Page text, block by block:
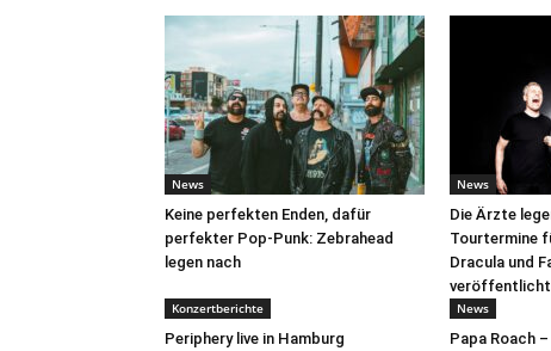
News
Keine perfekten Enden, dafür
perfekter Pop-Punk: Zebrahead
legen nach
News
Die Ärzte
Tourtermine
Dracula und
veröffentlicht
Konzertberichte
Periphery live in Hamburg
News
Papa Roach